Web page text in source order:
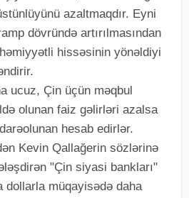
azaltmaqdır. Eyni
dövründə artırılmasından
hissəsinin yönəldiyi
ucuz, Çin üçün məqbul
olunan faiz gəlirləri azalsa
hesab edirlər.
Kevin Qallağerin sözlərinə
"Çin siyasi bankları"
dollarla müqayisədə daha